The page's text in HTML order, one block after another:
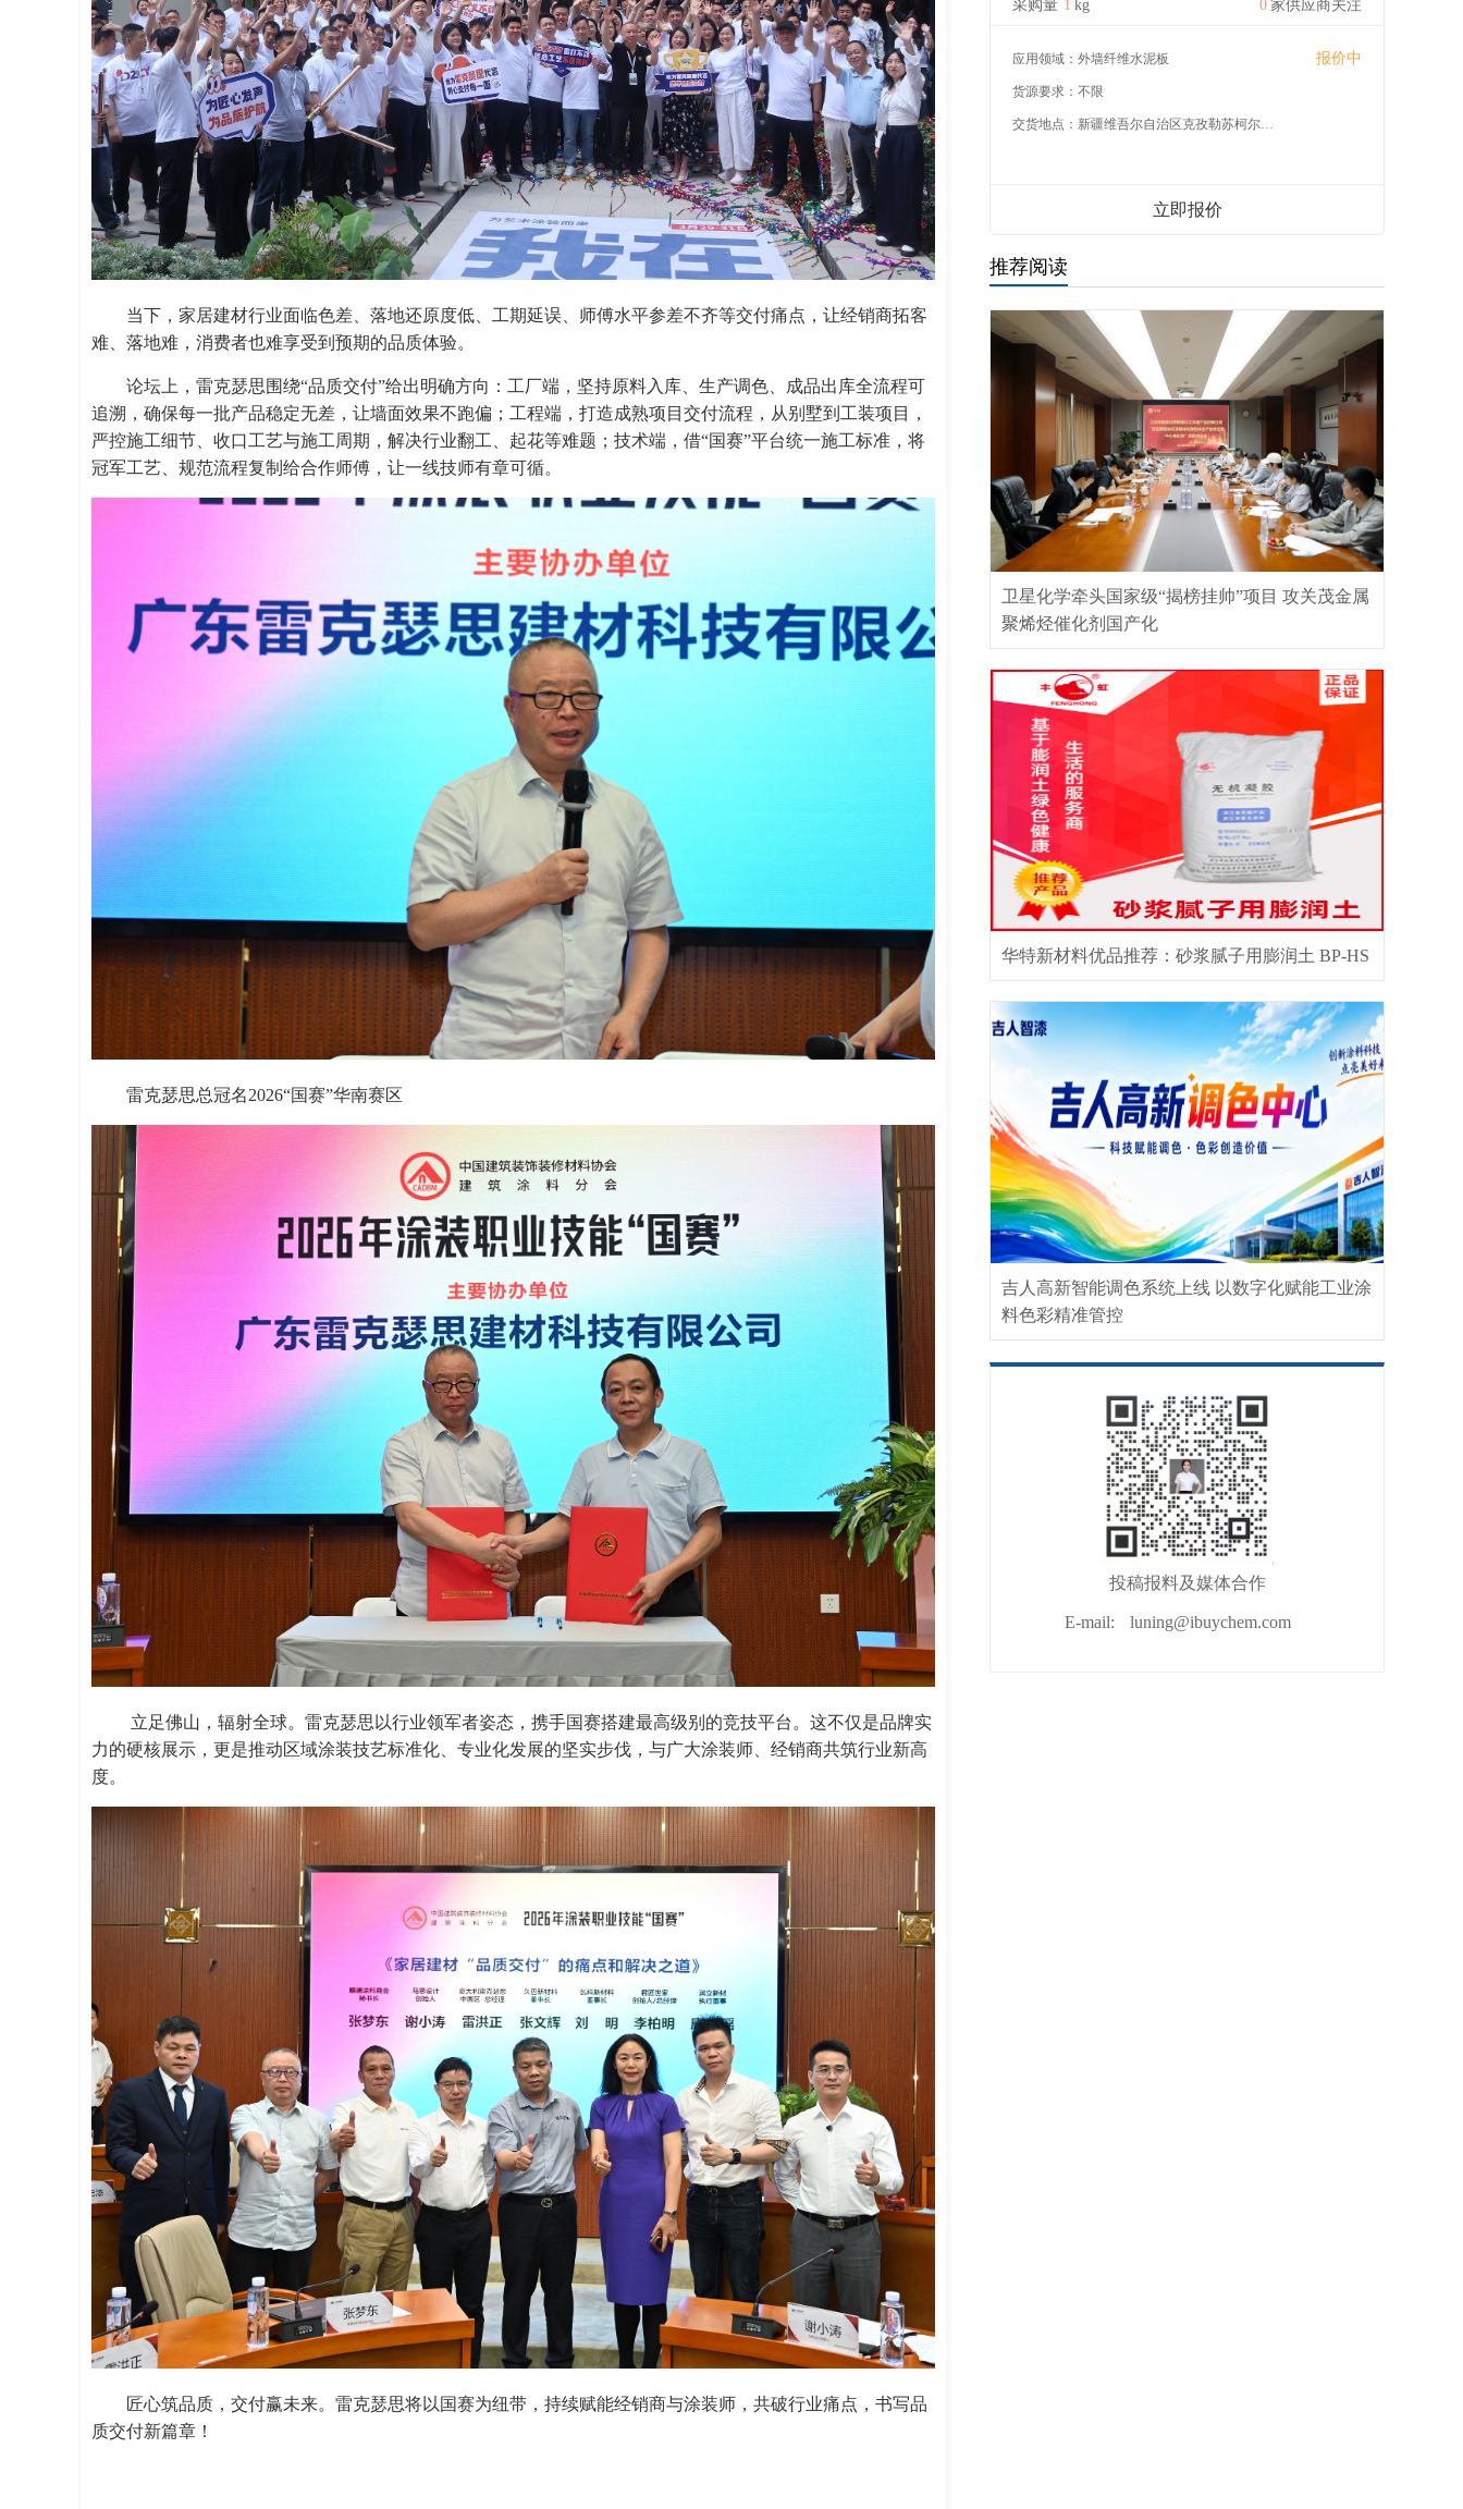
当下，家居建材行业面临色差、落地还原度低、工期延误、师傅水平参差不齐等交付痛点，让经销商拓客
难、落地难，消费者也难享受到预期的品质体验。
论坛上，雷克瑟思围绕“品质交付”给出明确方向：工厂端，坚持原料入库、生产调色、成品出库全流程可
追溯，确保每一批产品稳定无差，让墙面效果不跑偏；工程端，打造成熟项目交付流程，从别墅到工装项目，
严控施工细节、收口工艺与施工周期，解决行业翻工、起花等难题；技术端，借“国赛”平台统一施工标准，将
冠军工艺、规范流程复制给合作师傅，让一线技师有章可循。
雷克瑟思总冠名2026“国赛”华南赛区
立足佛山，辐射全球。雷克瑟思以行业领军者姿态，携手国赛搭建最高级别的竞技平台。这不仅是品牌实
力的硬核展示，更是推动区域涂装技艺标准化、专业化发展的坚实步伐，与广大涂装师、经销商共筑行业新高
度。
匠心筑品质，交付赢未来。雷克瑟思将以国赛为纽带，持续赋能经销商与涂装师，共破行业痛点，书写品
质交付新篇章！
采购量 1 kg 0 家供应商关注
应用领域： 外墙纤维水泥板 报价中
货源要求： 不限
交货地点： 新疆维吾尔自治区克孜勒苏柯尔克孜自治州
立即报价
推荐阅读
卫星化学牵头国家级“揭榜挂帅”项目 攻关茂金属
聚烯烃催化剂国产化
华特新材料优品推荐：砂浆腻子用膨润土 BP-HS
吉人高新智能调色系统上线 以数字化赋能工业涂
料色彩精准管控
投稿报料及媒体合作
E-mail: luning@ibuychem.com